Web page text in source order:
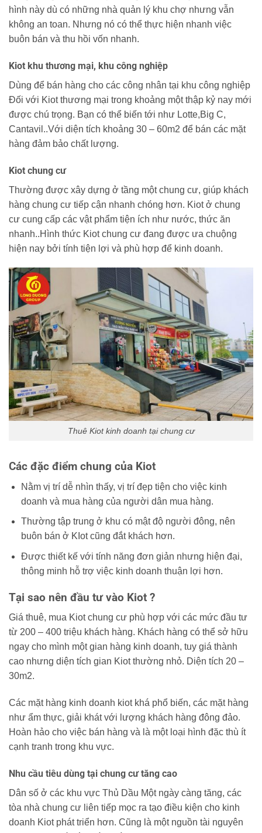
hình này dù có những nhà quản lý khu chợ nhưng vẫn
không an toan. Nhưng nó có thể thực hiện nhanh việc
buôn bán và thu hồi vốn nhanh.
Kiot khu thương mại, khu công nghiệp
Dùng để bán hàng cho các công nhân tại khu công nghiệp
Đối với Kiot thương mại trong khoảng một thập kỷ nay mới
được chú trọng. Bạn có thể biến tới như Lotte,Big C,
Cantavil..Với diện tích khoảng 30 – 60m2 để bán các mặt
hàng đảm bảo chất lượng.
Kiot chung cư
Thường được xây dựng ở tầng một chung cư, giúp khách
hàng chung cư tiếp cận nhanh chóng hơn. Kiot ở chung
cư cung cấp các vật phẩm tiện ích như nước, thức ăn
nhanh..Hình thức Kiot chung cư đang được ưa chuộng
hiện nay bởi tính tiện lợi và phù hợp để kinh doanh.
Thuê Kiot kinh doanh tại chung cư
Các đặc điểm chung của Kiot
Nằm vị trí dễ nhìn thấy, vị trí đẹp tiện cho việc kinh
doanh và mua hàng của người dân mua hàng.
Thường tập trung ở khu có mật độ người đông, nên
buôn bán ở KIot cũng đắt khách hơn.
Được thiết kế với tính năng đơn giản nhưng hiện đại,
thông minh hỗ trợ việc kinh doanh thuận lợi hơn.
Tại sao nên đầu tư vào Kiot ?
Giá thuê, mua Kiot chung cư phù hợp với các mức đầu tư
từ 200 – 400 triệu khách hàng. Khách hàng có thể sở hữu
ngay cho mình một gian hàng kinh doanh, tuy giá thành
cao nhưng diện tích gian Kiot thường nhỏ. Diện tích 20 –
30m2.
Các mặt hàng kinh doanh kiot khá phổ biến, các mặt hàng
như ẩm thực, giải khát với lượng khách hàng đông đảo.
Hoàn hảo cho việc bán hàng và là một loại hình đặc thù ít
cạnh tranh trong khu vực.
Nhu cầu tiêu dùng tại chung cư tăng cao
Dân số ở các khu vực Thủ Dầu Một ngày càng tăng, các
tòa nhà chung cư liên tiếp mọc ra tạo điều kiện cho kinh
doanh Kiot phát triển hơn. Cũng là một nguồn tài nguyên